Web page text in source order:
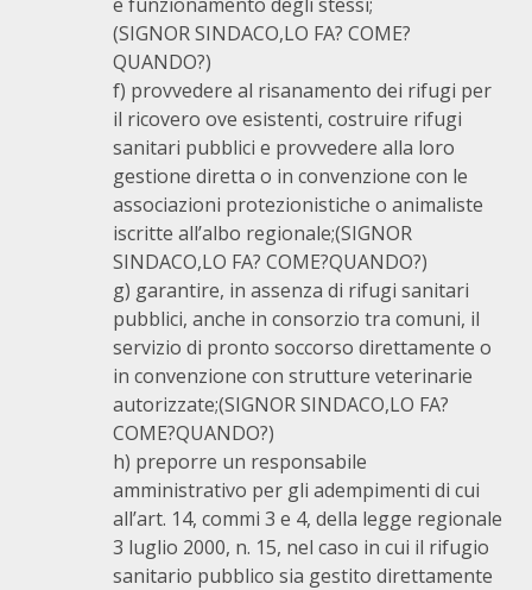
(SIGNOR SINDACO,LO FA? COME?
QUANDO?)
f) provvedere al risanamento dei rifugi per
il ricovero ove esistenti, costruire rifugi
sanitari pubblici e provvedere alla loro
gestione diretta o in convenzione con le
associazioni protezionistiche o animaliste
iscritte all’albo regionale;(SIGNOR
SINDACO,LO FA? COME?QUANDO?)
g) garantire, in assenza di rifugi sanitari
pubblici, anche in consorzio tra comuni, il
servizio di pronto soccorso direttamente o
in convenzione con strutture veterinarie
autorizzate;(SIGNOR SINDACO,LO FA?
COME?QUANDO?)
h) preporre un responsabile
amministrativo per gli adempimenti di cui
all’art. 14, commi 3 e 4, della legge regionale
3 luglio 2000, n. 15, nel caso in cui il rifugio
sanitario pubblico sia gestito direttamente